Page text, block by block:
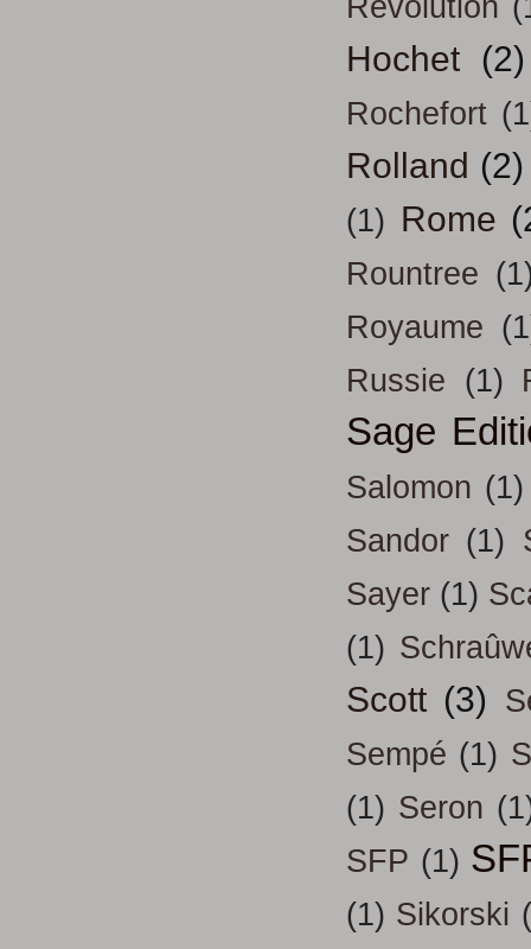
Révolution
Hochet (2)
Rochefort
Rolland (2)
(1) Rome
Rountree
Royaume
Russie (1)
Sage
Salomon (1)
Sandor (1)
Sayer (1)
(1)
Scott (3)
Sempé (1)
(1) Seron
SFP (1)
(1) Sikorski